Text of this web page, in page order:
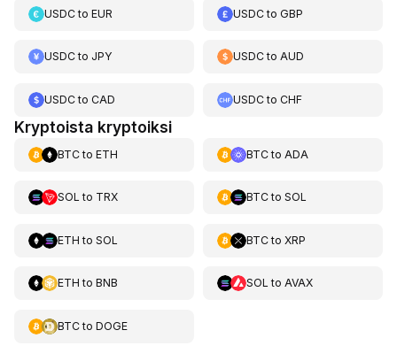
USDCto EUR USDCtoGBP
USDCto JPY USDCtoAUD
USDCto CAD USDCtoCHF
Kryptoista kryptoiksi
BTCto ETH BTCto ADA
SOL to TRX BTCto SOL
ETH to SOL BTCto XRP
ETH to BNB SOL to AVAX
BTCto DOGE